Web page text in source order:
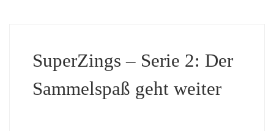
SuperZings – Serie 2: Der
Sammelspaß geht weiter